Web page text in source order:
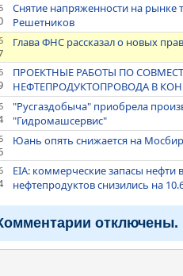
Снятие напряженности на рынке
Решетников
Глава ФНС рассказал о новых
ПРОЕКТНЫЕ РАБОТЫ ПО
НЕФТЕПРОДУКТОПРОВОДА В
"Русгаздобыча" приобрела
"Гидромашсервис"
Юань опять снижается на
EIA: коммерческие запасы нефти
нефтепродуктов снизились на
отключены.